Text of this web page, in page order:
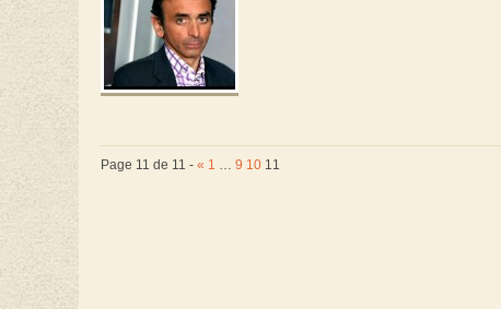
Page 11 de 11 - « 1 … 9 10 11